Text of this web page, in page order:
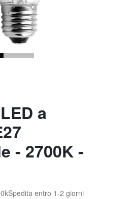
a
- 2700K -
Spedita entro 1-2 giorni